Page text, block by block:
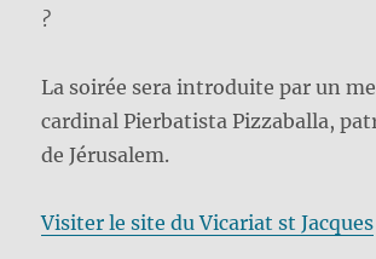
?
La soirée sera introduite par un
cardinal Pierbatista Pizzaballa,
de Jérusalem.
Visiter le site du Vicariat st Jacques